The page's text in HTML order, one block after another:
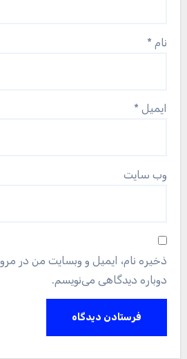
نام *
ایمیل *
وب‌ سایت
ذخیره نام، ایمیل و وبسایت من در
دوباره دیدگاهی می‌نویسم.